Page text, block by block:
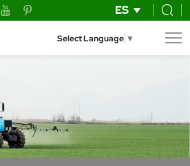
ES
Select Language ▼